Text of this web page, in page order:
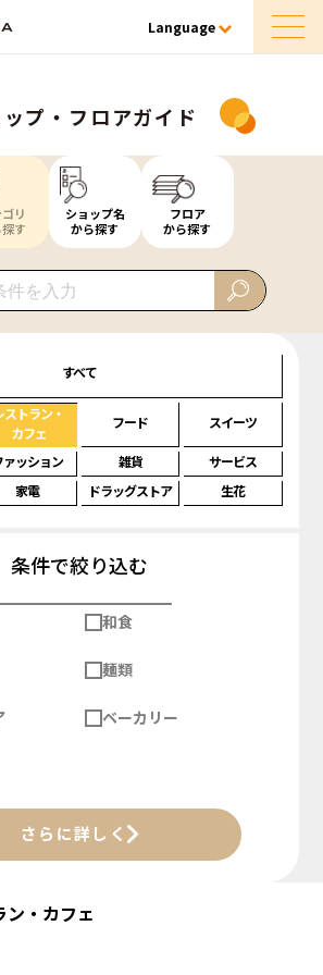
Language
プ・フロアガイド
リ
す
ショップ名
から探す
フロア
から探す
すべて
ストラン・
カフェ
フード スイーツ
ァッション 雑貨
サービス
家電 ドラッグストア 生花
条件で絞り込む
和食
麺類
ベーカリー
さらに詳しく
・カフェ